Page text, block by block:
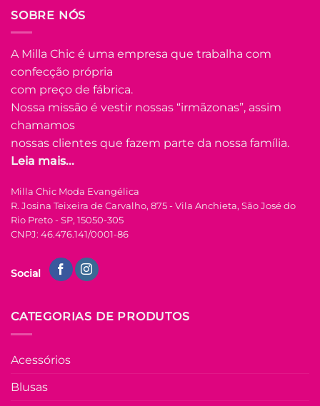
SOBRE NÓS
A Milla Chic é uma empresa que trabalha com
confecção própria
com preço de fábrica.
Nossa missão é vestir nossas “irmãzonas”, assim
chamamos
nossas clientes que fazem parte da nossa família.
Leia mais...
Milla Chic Moda Evangélica
R. Josina Teixeira de Carvalho, 875 - Vila Anchieta, São José do
Rio Preto - SP, 15050-305
CNPJ: 46.476.141/0001-86
Social
CATEGORIAS DE PRODUTOS
Acessórios
Blusas